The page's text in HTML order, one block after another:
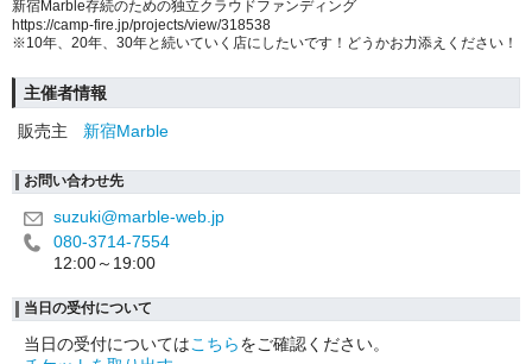
新宿Marble存続のための独立クラウドファンディング
https://camp-fire.jp/projects/view/318538
※10年、 20年、 30年と続いていく店にしたいです！どうかお力添えください！
主催者情報
販売主
新宿Marble
お問い合わせ先
suzuki@marble-web.jp
080-3714-7554
12:00～19:00
当日の受付について
当日の受付についてはこちらをご確認ください。